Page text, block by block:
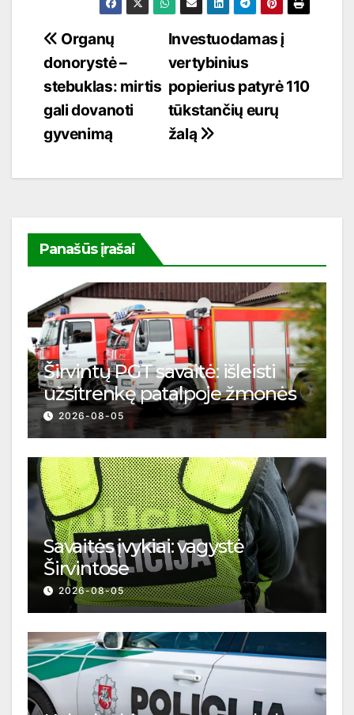
Navigacija
tarp
įrašų
Investuodamas į
vertybinius
popierius patyrė 110
tūkstančių eurų
žalą
Organų
donorystė –
stebuklas: mirtis
gali dovanoti
gyvenimą
Panašūs įrašai
Širvintų PGT savaitė: išleisti
užsitrenkę patalpoje žmonės
2026-08-05
Savaitės įvykiai: vagystė
Širvintose
2026-08-05